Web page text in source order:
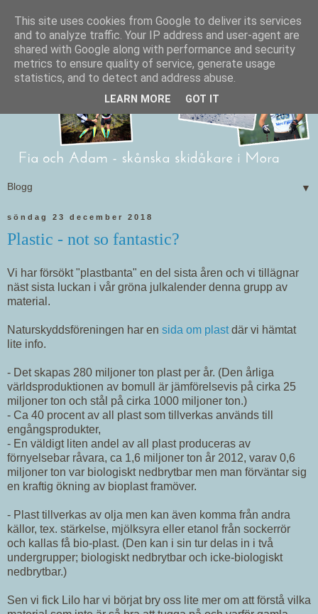
▼
söndag 23 december 2018
Plastic - not so fantastic?
Vi har försökt "plastbanta" en del sista åren och vi tillägnar
näst sista luckan i vår gröna julkalender denna grupp av
material.
Naturskyddsföreningen har en sida om plastdär vi hämtat
lite info.
- Det skapas 280 miljoner ton plast per år. (Den årliga
världsproduktionen av bomull är jämförelsevis på cirka 25
miljoner ton och stål på cirka 1000 miljoner ton.)
- Ca 40 procent av all plast som tillverkas används till
engångsprodukter,
- En väldigt liten andel av all plast produceras av
förnyelsebar råvara, ca 1,6 miljoner ton år 2012, varav 0,6
miljoner ton var biologiskt nedbrytbar men man förväntar sig
en kraftig ökning av bioplast framöver.
- Plast tillverkas av olja men kan även komma från andra
källor, tex. stärkelse, mjölksyra eller etanol från sockerrör
och kallas få bio-plast. (Den kan i sin tur delas in i två
undergrupper; biologiskt nedbrytbar och icke-biologiskt
nedbrytbar.)
Sen vi fick Lilo har vi börjat bry oss lite mer om att förstå vilka
This site uses cookies from Google to deliver its services
and to analyze traffic. Your IP address and user-agent are
shared with Google along with performance and security
metrics to ensure quality of service, generate usage
statistics, and to detect and address abuse.
LEARN MORE GOT IT